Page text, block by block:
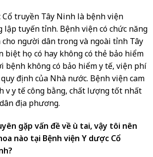
Cổ truyền Tây Ninh là bệnh viện
lập tuyến tỉnh. Bệnh viện có chức năng
người dân trong và ngoài tỉnh Tây
biệt họ có hay không có thẻ bảo hiểm
bệnh không có bảo hiểm y tế, viện phí
định của Nhà nước. Bệnh viện cam
vụ y tế công bằng, chất lượng tốt nhất
địa phương.
gặp vấn đề về ù tai, vậy tôi nên
nào tại Bệnh viện Y dược Cổ